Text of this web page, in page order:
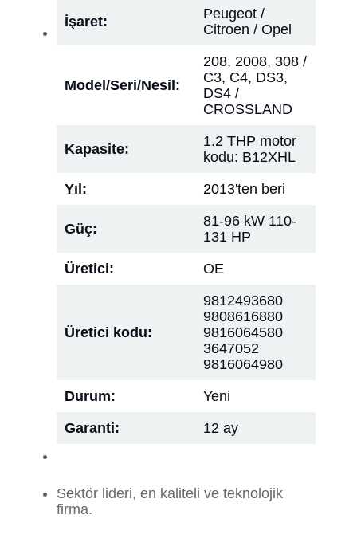
İşaret:
Peugeot /
Citroen / Opel
Model/Seri/Nesil:
208, 2008, 308 /
C3, C4, DS3,
DS4 /
CROSSLAND
Kapasite:
1.2 THP motor
kodu: B12XHL
Yıl:
2013'ten beri
Güç:
81-96 kW 110-
131 HP
Üretici:
OE
Üretici kodu:
9812493680
9808616880
9816064580
3647052
9816064980
Durum:
Yeni
Garanti:
12 ay
Sektör lideri, en kaliteli ve teknolojik
firma.